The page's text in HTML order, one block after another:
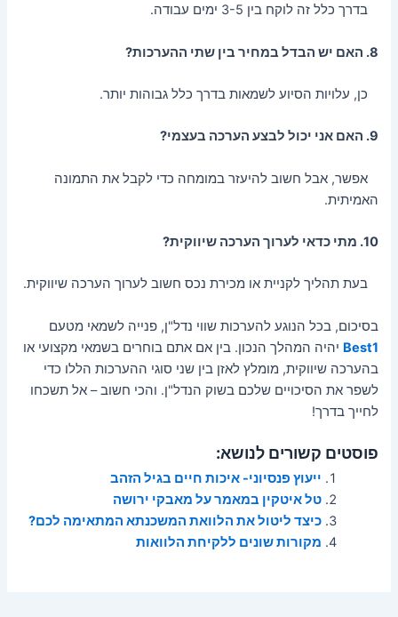
בדרך כלל זה לוקח בין 3-5 ימים עבודה.
8. האם יש הבדל במחיר בין שתי ההערכות?
כן, עלויות הסיוע לשמאות בדרך כלל גבוהות יותר.
9. האם אני יכול לבצע הערכה בעצמי?
אפשר, אבל חשוב להיעזר במומחה כדי לקבל את התמונה
האמיתית.
10. מתי כדאי לערוך הערכה שיווקית?
בעת תהליך לקניית או מכירת נכס חשוב לערוך הערכה שיווקית.
בסיכום, בכל הנוגע להערכות שווי נדל"ן, פנייה לשמאי מטעם
Best1 יהיה המהלך הנכון. בין אם אתם בוחרים בשמאי מקצועי או
בהערכה שיווקית, מומלץ לאזן בין שני סוגי ההערכות הללו כדי
לשפר את הסיכויים שלכם בשוק הנדל"ן. והכי חשוב – אל תשכחו
לחייך בדרך!
פוסטים קשורים לנושא:
ייעוץ פנסיוני- איכות חיים בגיל הזהב
טל איטקין במאמר על מאבקי ירושה
כיצד ליטול את הלוואת המשכנתא המתאימה לכם?
מקורות שונים ללקיחת הלוואות